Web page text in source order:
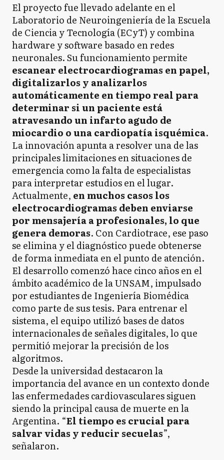
El proyecto fue llevado adelante en el
Laboratorio de Neuroingeniería de la Escuela
de Ciencia y Tecnología (ECyT) y combina
hardware y software basado en redes
neuronales. Su funcionamiento permite
escanear electrocardiogramas en papel,
digitalizarlos y analizarlos
automáticamente en tiempo real para
determinar si un paciente está
atravesando un infarto agudo de
miocardio o una cardiopatía isquémica.
La innovación apunta a resolver una de las
principales limitaciones en situaciones de
emergencia como la falta de especialistas
para interpretar estudios en el lugar.
Actualmente, en muchos casos los
electrocardiogramas deben enviarse
por mensajería a profesionales, lo que
genera demoras. Con Cardiotrace, ese paso
se elimina y el diagnóstico puede obtenerse
de forma inmediata en el punto de atención.
El desarrollo comenzó hace cinco años en el
ámbito académico de la UNSAM, impulsado
por estudiantes de Ingeniería Biomédica
como parte de sus tesis. Para entrenar el
sistema, el equipo utilizó bases de datos
internacionales de señales digitales, lo que
permitió mejorar la precisión de los
algoritmos.
Desde la universidad destacaron la
importancia del avance en un contexto donde
las enfermedades cardiovasculares siguen
siendo la principal causa de muerte en la
Argentina. “El tiempo es crucial para
salvar vidas y reducir secuelas”,
señalaron.